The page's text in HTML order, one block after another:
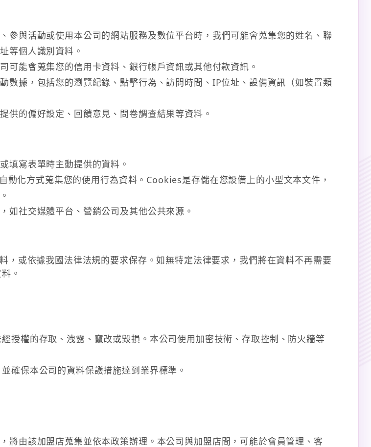
參與活動或使用本公司的網站服務及數位平台時，我們可能會蒐集您的姓名、聯
等個人識別資料。
可能會蒐集您的信用卡資料、銀行帳戶資訊或其他付款資訊。
數據，包括您的瀏覽紀錄、點擊行為、訪問時間、IP位址、設備資訊（如裝置類
供的偏好設定、回饋意見、問卷調查結果等資料。
填寫表單時主動提供的資料。
化方式蒐集您的使用行為資料。Cookies是存儲在您設備上的小型文本文件，
如社交媒體平台、營銷公司及其他公共來源。
，或依據我國法律法規的要求保存。如無特定法律要求，我們將在資料不再需要
。
授權的存取、洩露、竄改或毀損。本公司使用加密技術、存取控制、防火牆等
確保本公司的資料保護措施達到業界標準。
將由該加盟店蒐集並依本政策辦理。本公司與加盟店間，可能於會員管理、客